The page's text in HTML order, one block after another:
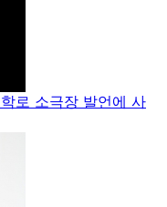
로 소극장 발언에 사